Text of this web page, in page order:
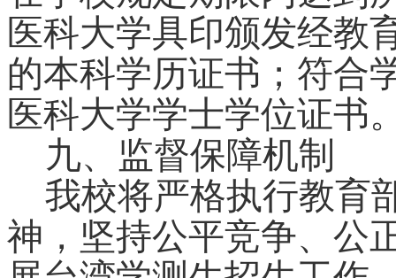
医科大学具印颁发经教
的本科学历证书；符合
医科大学学士学位证书
九、监督保障机制
我校将严格执行教育
神，坚持公平竞争、公